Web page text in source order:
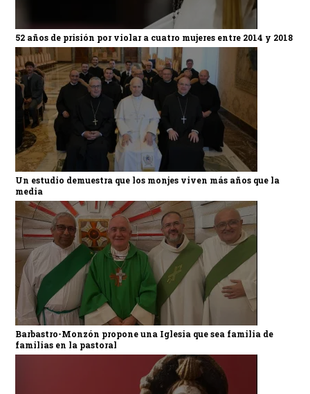
52 años de prisión por violar a cuatro mujeres entre 2014 y 2018
Un estudio demuestra que los monjes viven más años que la
media
Barbastro-Monzón propone una Iglesia que sea familia de
familias en la pastoral